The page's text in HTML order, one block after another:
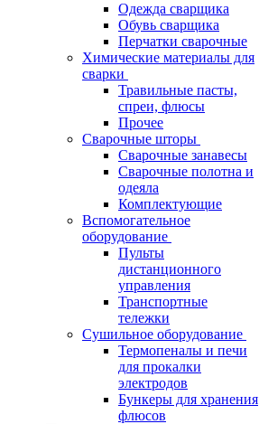
Одежда сварщика
Обувь сварщика
Перчатки сварочные
Химические материалы для
сварки
Травильные пасты,
спреи, флюсы
Прочее
Сварочные шторы
Сварочные занавесы
Сварочные полотна и
одеяла
Комплектующие
Вспомогательное
оборудование
Пульты
дистанционного
управления
Транспортные
тележки
Сушильное оборудование
Термопеналы и печи
для прокалки
электродов
Бункеры для хранения
флюсов